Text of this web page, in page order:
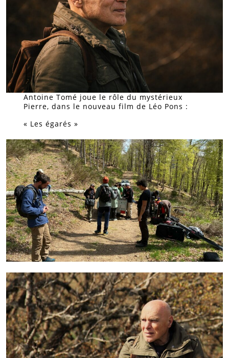
Antoine Tomé joue le rôle du mystérieux
Pierre, dans le nouveau film de Léo Pons :
« Les égarés »